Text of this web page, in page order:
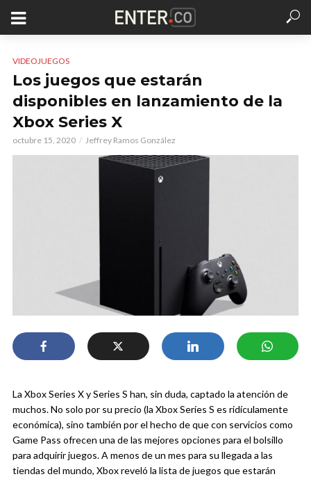
VIDEOJUEGOS
Los juegos que estarán
disponibles en lanzamiento de la
Xbox Series X
octubre 15, 2020 Jeffrey Ramos González
La Xbox Series X y Series S han, sin duda, captado la atención de
muchos. No solo por su precio (la Xbox Series S es ridículamente
económica), sino también por el hecho de que con servicios como
Game Pass ofrecen una de las mejores opciones para el bolsillo
para adquirir juegos. A menos de un mes para su llegada a las
tiendas del mundo, Xbox reveló la lista de juegos que estarán